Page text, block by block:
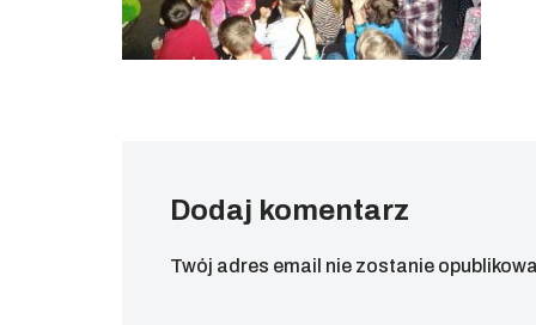
Dodaj komentarz
Twój adres email nie zostanie